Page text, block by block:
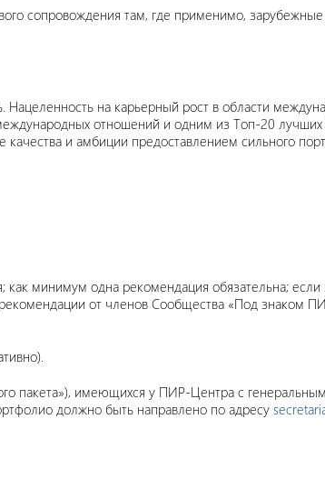
сопровождения там, где применимо,
на карьерный рост в области
отношений и одним из Топ-20
качества и амбиции предоставлением сильного
минимум одна рекомендация обязательна; если
от членов Сообщества «Под знаком
пакета»), имеющихся у ПИР-Центра с
должно быть направлено по адресу